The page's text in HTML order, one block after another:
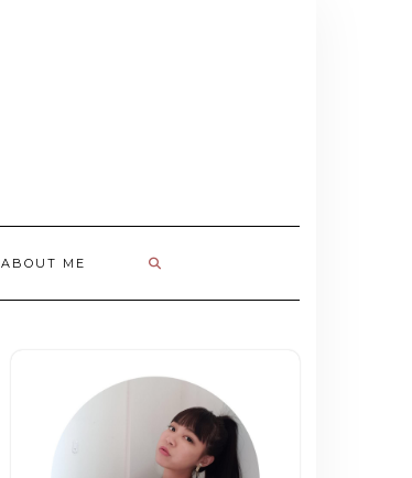
ABOUT ME